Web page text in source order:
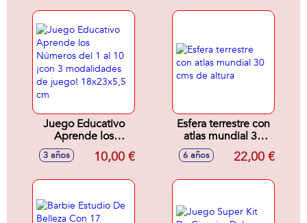
Actividades
Diferentes.
34,4X25,4X4,6Cm
Juego Educativo
Aprende los
Números del 1 al
10 ¡con 3
3 años 10,00 €
Esfera terrestre con
atlas mundial 30
cms de altura
6 años 22,00 €